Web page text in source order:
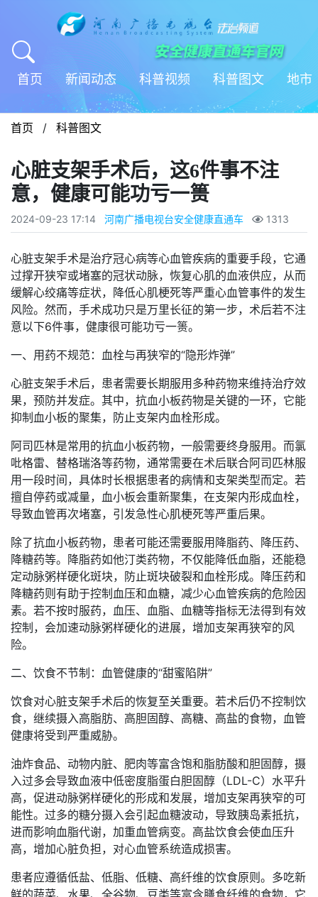
首页 新闻动态 科普视频 科普图文 地市
首页 / 科普图文
心脏支架手术后，这6件事不注
意，健康可能功亏一篑
2024-09-23 17:14 河南广播电视台安全健康直通车 1313
心脏支架手术是治疗冠心病等心血管疾病的重要手段，它通
过撑开狭窄或堵塞的冠状动脉，恢复心肌的血液供应，从而
缓解心绞痛等症状，降低心肌梗死等严重心血管事件的发生
风险。然而，手术成功只是万里长征的第一步，术后若不注
意以下6件事，健康很可能功亏一篑。
一、用药不规范：血栓与再狭窄的“隐形炸弹”
心脏支架手术后，患者需要长期服用多种药物来维持治疗效
果，预防并发症。其中，抗血小板药物是关键的一环，它能
抑制血小板的聚集，防止支架内血栓形成。
阿司匹林是常用的抗血小板药物，一般需要终身服用。而氯
吡格雷、替格瑞洛等药物，通常需要在术后联合阿司匹林服
用一段时间，具体时长根据患者的病情和支架类型而定。若
擅自停药或减量，血小板会重新聚集，在支架内形成血栓，
导致血管再次堵塞，引发急性心肌梗死等严重后果。
除了抗血小板药物，患者可能还需要服用降脂药、降压药、
降糖药等。降脂药如他汀类药物，不仅能降低血脂，还能稳
定动脉粥样硬化斑块，防止斑块破裂和血栓形成。降压药和
降糖药则有助于控制血压和血糖，减少心血管疾病的危险因
素。若不按时服药，血压、血脂、血糖等指标无法得到有效
控制，会加速动脉粥样硬化的进展，增加支架再狭窄的风
险。
二、饮食不节制：血管健康的“甜蜜陷阱”
饮食对心脏支架手术后的恢复至关重要。若术后仍不控制饮
食，继续摄入高脂肪、高胆固醇、高糖、高盐的食物，血管
健康将受到严重威胁。
油炸食品、动物内脏、肥肉等富含饱和脂肪酸和胆固醇，摄
入过多会导致血液中低密度脂蛋白胆固醇（LDL-C）水平升
高，促进动脉粥样硬化的形成和发展，增加支架再狭窄的可
能性。过多的糖分摄入会引起血糖波动，导致胰岛素抵抗，
进而影响血脂代谢，加重血管病变。高盐饮食会使血压升
高，增加心脏负担，对心血管系统造成损害。
患者应遵循低盐、低脂、低糖、高纤维的饮食原则。多吃新
鲜的蔬菜、水果、全谷物、豆类等富含膳食纤维的食物，它